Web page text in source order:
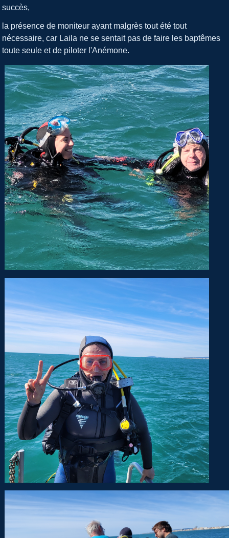
succès,
la présence de moniteur ayant malgrès tout été tout
nécessaire, car Laila ne se sentait pas de faire les baptêmes
toute seule et de piloter l'Anémone.